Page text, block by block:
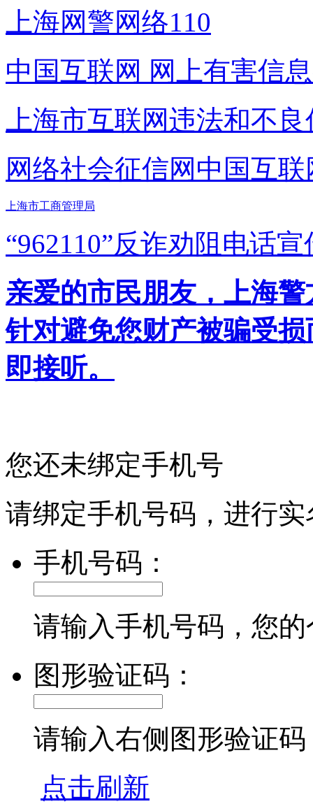
上海网警网络110
中国互联网 网上有害信
上海市互联网违法和不
网络社会征信网 中国互
上海市工商管理局
“962110”反诈劝阻电话宣
亲爱的市民朋友，上海
针对避免您财产被骗受
即接听。
您还未绑定手机号
请绑定手机号码，进行
手机号码：
请输入手机号码，您
图形验证码：
请输入右侧图形验证码
点击刷新